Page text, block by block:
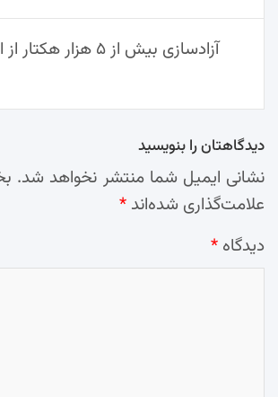
آزادسازی بیش از ۵
دیدگاهتان را بنویسید
نشانی ایمیل شما منتشر نخواهد شد.
علامت‌گذاری شده‌اند *
دیدگاه *